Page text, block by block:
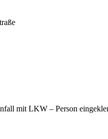
mit LKW – Person